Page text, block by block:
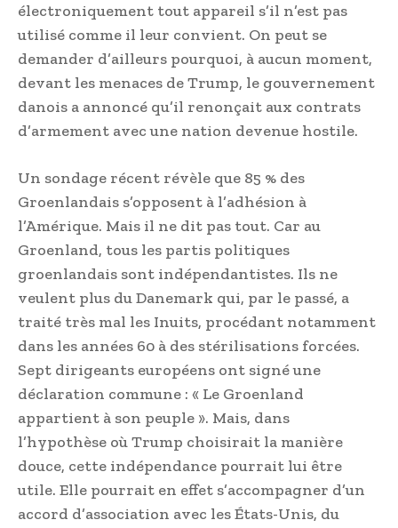
électroniquement tout appareil s’il n’est pas
utilisé comme il leur convient. On peut se
demander d’ailleurs pourquoi, à aucun moment,
devant les menaces de Trump, le gouvernement
danois a annoncé qu’il renonçait aux contrats
d’armement avec une nation devenue hostile.
Un sondage récent révèle que 85 % des
Groenlandais s’opposent à l’adhésion à
l’Amérique. Mais il ne dit pas tout. Car au
Groenland, tous les partis politiques
groenlandais sont indépendantistes. Ils ne
veulent plus du Danemark qui, par le passé, a
traité très mal les Inuits, procédant notamment
dans les années 60 à des stérilisations forcées.
Sept dirigeants européens ont signé une
déclaration commune : « Le Groenland
appartient à son peuple ». Mais, dans
l’hypothèse où Trump choisirait la manière
douce, cette indépendance pourrait lui être
utile. Elle pourrait en effet s’accompagner d’un
accord d’association avec les États-Unis, du